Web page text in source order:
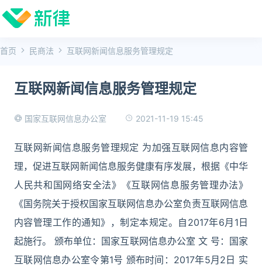
首页 民商法 互联网新闻信息服务管理规定
互联网新闻信息服务管理规定
国家互联网信息办公室 2021-11-19 15:45
互联网新闻信息服务管理规定 为加强互联网信息内容管
理，促进互联网新闻信息服务健康有序发展，根据《中华
人民共和国网络安全法》《互联网信息服务管理办法》
《国务院关于授权国家互联网信息办公室负责互联网信息
内容管理工作的通知》，制定本规定。自2017年6月1日
起施行。 颁布单位：国家互联网信息办公室 文 号：国家
互联网信息办公室令第1号 颁布时间：2017年5月2日 实